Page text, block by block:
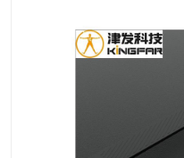
行为观察与表情分析
神经营销与消费行为实验